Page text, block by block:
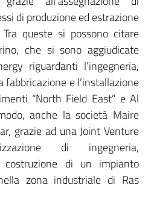
di produzione ed estrazione
Tra queste si possono citare
che si sono aggiudicate
riguardanti l’ingegneria,
fabbricazione e l’installazione
“North Field East” e Al
anche la società Maire
grazie ad una Joint Venture
di ingegneria,
costruzione di un impianto
zona industriale di Ras